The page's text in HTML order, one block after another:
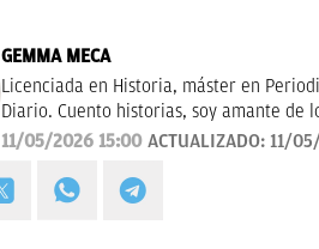
GEMMA MECA
Licenciada en Historia, máster en
Diario. Cuento historias, soy amante de
tendencias en moda. Experta en
11/05/2026 15:00 ACTUALIZADO: 11/